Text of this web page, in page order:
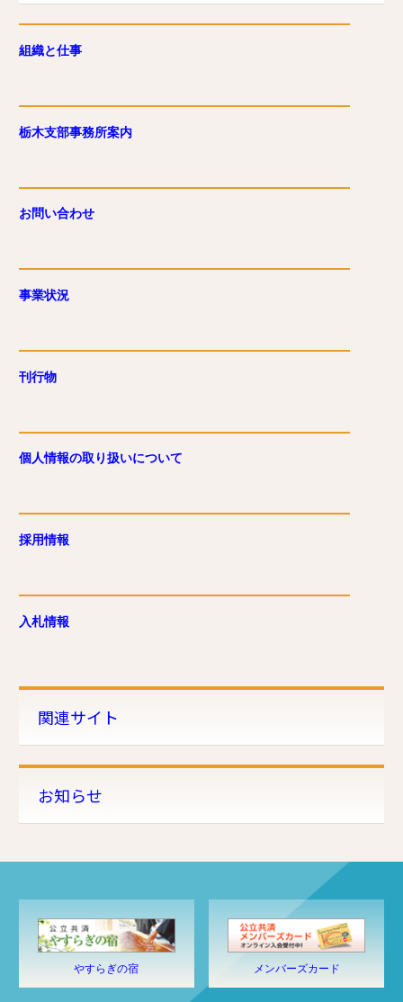
組織と仕事
栃木支部事務所案内
お問い合わせ
事業状況
刊行物
個人情報の取り扱いについて
採用情報
入札情報
関連サイト
お知らせ
やすらぎの宿 メンバーズカード